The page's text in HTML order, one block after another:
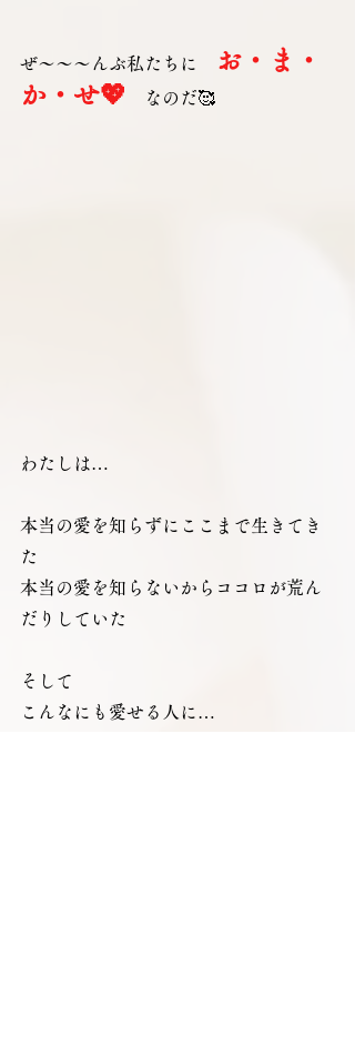
ぜ～～～んぶ私たちに
お・ま・
か・せ💖
なのだ🥰
わたしは…
本当の愛を知らずにここまで生きてき
た
本当の愛を知らないからココロが荒ん
だりしていた
そして
こんなにも愛せる人に…